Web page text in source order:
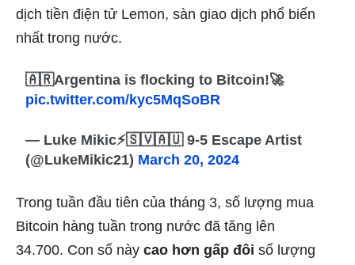
dịch tiền điện tử Lemon, sàn giao dịch phổ biến
nhất trong nước.
🇦🇷Argentina is flocking to Bitcoin!🚀
pic.twitter.com/kyc5MqSoBR
— Luke Mikic⚡️🇸🇻🇦🇺 9-5 Escape Artist
(@LukeMikic21) March 20, 2024
Trong tuần đầu tiên của tháng 3, số lượng mua
Bitcoin hàng tuần trong nước đã tăng lên
34.700. Con số này cao hơn gấp đôi số lượng